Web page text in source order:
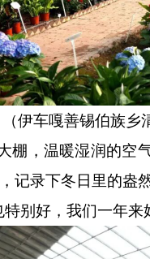
（伊车嘎善锡伯族乡
棚，温暖湿润的
记录下冬日里的盎然
别好，我们一年